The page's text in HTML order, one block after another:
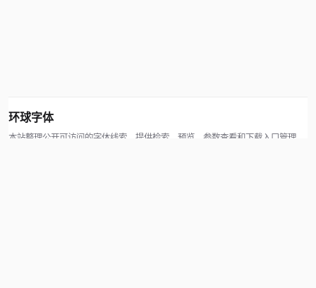
环球字体
本站整理公开可访问的字体线索，提供检索、预览、参数查看和下载入口管理。